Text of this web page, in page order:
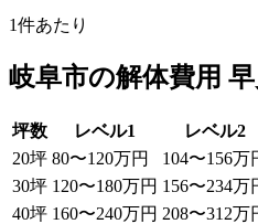
1件あたり
岐阜市の解体費用
坪数 レベル1 レベル2
20坪 80〜120万円 104〜156万
30坪 120〜180万円 156〜234万
40坪 160〜240万円 208〜312万